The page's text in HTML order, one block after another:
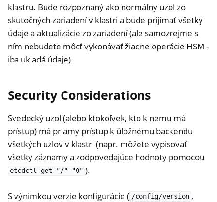
klastru. Bude rozpoznaný ako normálny uzol zo
skutočných zariadení v klastri a bude prijímať všetky
údaje a aktualizácie zo zariadení (ale samozrejme s
ním nebudete môcť vykonávať žiadne operácie HSM -
iba ukladá údaje).
Security Considerations
Svedecký uzol (alebo ktokoľvek, kto k nemu má
prístup) má priamy prístup k úložnému backendu
všetkých uzlov v klastri (napr. môžete vypisovať
všetky záznamy a zodpovedajúce hodnoty pomocou
etcdctl get "/" "0" ).
S výnimkou verzie konfigurácie ( /config/version ,